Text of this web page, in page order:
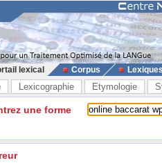
lexical Corpus
Lexicographie Etymologie
une forme